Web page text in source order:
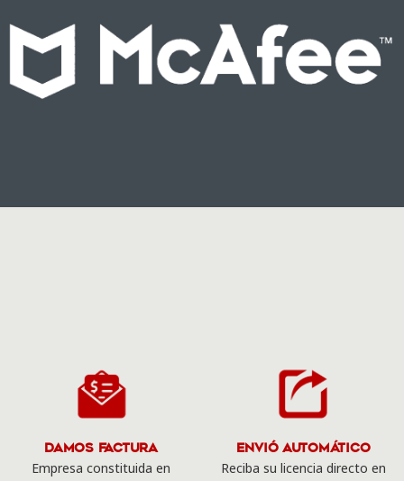
Damos Factura
Empresa constituida en
Envió Automático
Reciba su licencia directo en